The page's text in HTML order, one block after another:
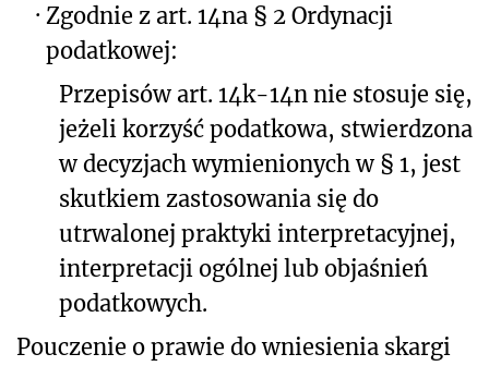
· Zgodnie z art. 14na § 2 Ordynacji
podatkowej:
Przepisów art. 14k-14n nie stosuje się,
jeżeli korzyść podatkowa, stwierdzona
w decyzjach wymienionych w § 1, jest
skutkiem zastosowania się do
utrwalonej praktyki interpretacyjnej,
interpretacji ogólnej lub objaśnień
podatkowych.
Pouczenie o prawie do wniesienia skargi